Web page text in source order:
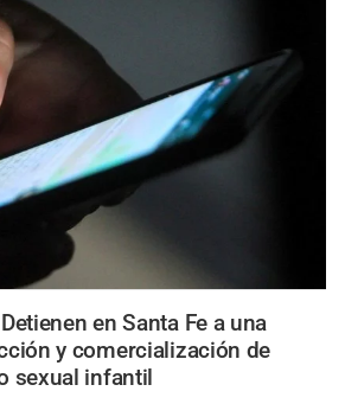
Detienen en Santa Fe a una
y comercialización de
sexual infantil